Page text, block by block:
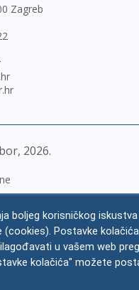
Zagreb
2026
boljeg korisničkog
(cookies). Postavke
u vašem web
kolačića" možete